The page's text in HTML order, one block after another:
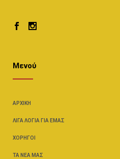
Μενού
ΑΡΧΙΚΉ
ΛΊΓΑ ΛΌΓΙΑ ΓΙΑ ΕΜΆΣ
ΧΟΡΗΓΟΊ
ΤΑ ΝΈΑ ΜΑΣ